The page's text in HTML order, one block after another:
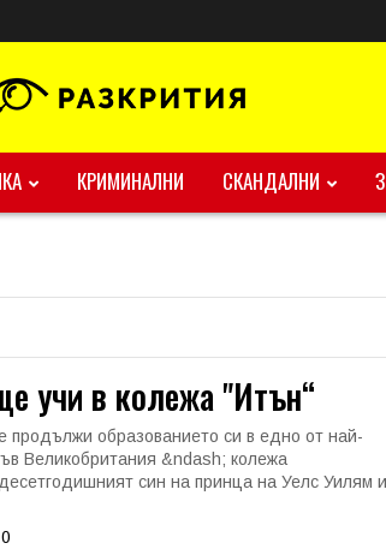
КРИМИНАЛНИ СКАНДАЛНИ
учи в колежа "Итън“
образованието си в едно от най-
Великобритания &ndash; колежа
син на принца на Уелс Уилям и